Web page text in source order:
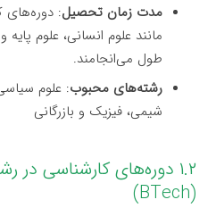
مدت زمان تحصیل: دوره‌های
طول می‌انجامند.
رشته‌های محبوب: علوم
شیمی، فیزیک و بازرگانی
۱.۲ دوره‌های کارشناسی
(BTech)